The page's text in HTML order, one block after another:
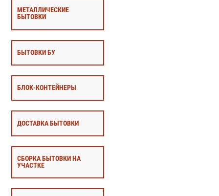
МЕТАЛЛИЧЕСКИЕ
БЫТОВКИ
БЫТОВКИ БУ
БЛОК-КОНТЕЙНЕРЫ
ДОСТАВКА БЫТОВКИ
СБОРКА БЫТОВКИ НА
УЧАСТКЕ